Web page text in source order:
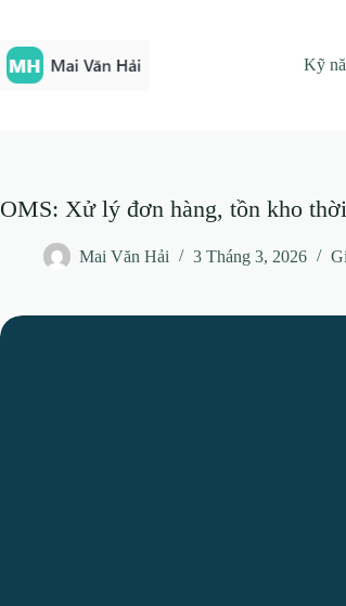
phần
nội
dung
Kỹ
OMS: Xử lý đơn hàng, tồn kho
Mai Văn Hải 3 Tháng 3, 2026